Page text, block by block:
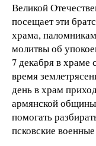
Великой
посещает эти
храма,
молитвы об
7 декабря в
время
день в храм
армянской
помогать
псковские